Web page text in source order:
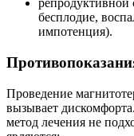
репродуктивной
бесплодие,
импотенция).
Проведение
вызывает
метод лечения не